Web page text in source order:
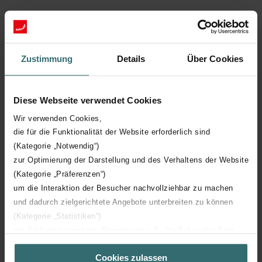
Zustimmung Details Über Cookies
Diese Webseite verwendet Cookies
Wir verwenden Cookies,
die für die Funktionalität der Website erforderlich sind
(Kategorie „Notwendig“)
zur Optimierung der Darstellung und des Verhaltens der Website
(Kategorie „Präferenzen“)
um die Interaktion der Besucher nachvollziehbar zu machen
und dadurch zielgerichtete Angebote unterbreiten zu können
(Kategorie „Statistiken“)
(Kategorie „Marketing“)
Über „Details zeigen“ bzw. die Datenschutzerklärung erhalten
Cookies zulassen
Wysoka efektywność energetyczna dzięki przestrzeganiu
Komfortowa praca w zależności od potrzeb dzięki
Praca w zależności od potrzeb dzięki funkcji programatora
czuwania zapewnia większą efektywność energetyczną
Większe bezpieczeństwo dzięki zabezpieczeniu przed dziećmi
Dane techniczne